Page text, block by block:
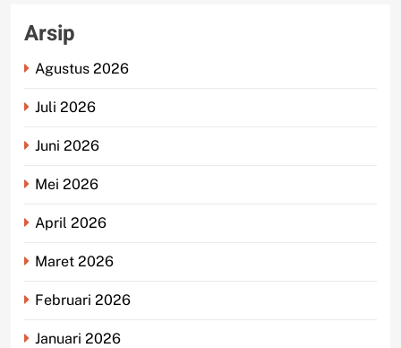
Arsip
Agustus 2026
Juli 2026
Juni 2026
Mei 2026
April 2026
Maret 2026
Februari 2026
Januari 2026